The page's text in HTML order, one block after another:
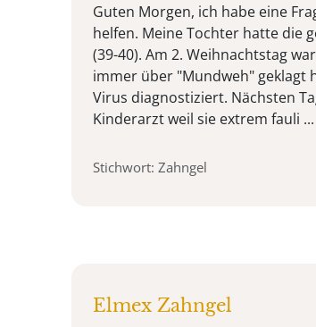
Guten Morgen, ich habe eine
helfen. Meine Tochter hatte die
(39-40). Am 2. Weihnachtstag
immer über "Mundweh" geklagt
Virus diagnostiziert. Nächsten
Kinderarzt weil sie extrem fauli ...
Stichwort: Zahngel
Elmex Zahngel